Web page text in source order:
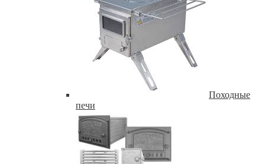
Походные
печи